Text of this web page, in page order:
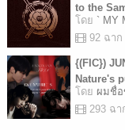
to the
โดย ` MY
92 ฉา
{(FIC})
Nature's
โดย ผมชื่อ
293 ฉ